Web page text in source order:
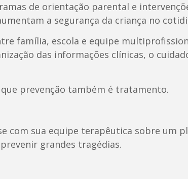
de orientação parental e
a segurança da criança no
família, escola e equipe
das informações clínicas, o
prevenção também é tratamento.
com sua equipe terapêutica sobre um
grandes tragédias.